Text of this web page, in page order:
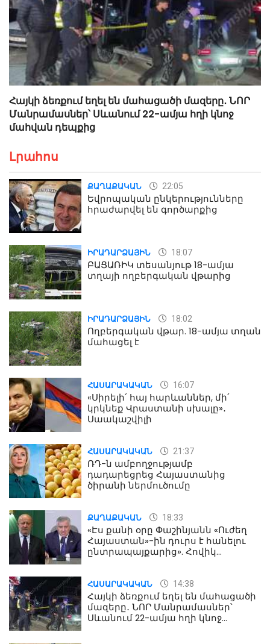
Հայկի ձեռքում եղել են մահացածի մազերը․ ՆՈՐ
Մանրամասներ՝ Սևանում 22-ամյա հղի կնոջ
մահվան դեպքից
Լրահոս
ՔԱՂԱՔԱԿԱՆ 22:05
Եվրոպական ընկերությունները
հրաժարվել են գործարքից
ԻՐԱԴԱՐՁԱՅԻՆ 18:07
ԲԱՑԱՌԻԿ տեսանյութ 18-ամյա
տղայի ողբերգական վթարից
ԻՐԱԴԱՐՁԱՅԻՆ 18:02
Ողբերգական վթար. 18-ամյա տղան
մահացել է
ՀԱՍԱՐԱԿԱԿԱՆ 16:07
«Սիրելի՛ հայ հարևաններ, մի՛
կրկնեք Վրաստանի սխալը»․
Սաակաշվիլի
ՀԱՍԱՐԱԿԱԿԱՆ 21:37
ՌԴ-ն ամբողջությամբ
դադարեցրեց Հայաստանից
ծիրանի ներմուծումը
ՔԱՂԱՔԱԿԱՆ 18:33
«Էս քանի օրը Փաշինյանն «Ուժեղ
Հայաստան»-ին դուրս է հանելու
ընտրապայքարից». Հովիկ
ՀԱՍԱՐԱԿԱԿԱՆ 14:38
Հայկի ձեռքում եղել են մահացածի
մազերը․ ՆՈՐ Մանրամասներ՝
Սևանում 22-ամյա հղի կնոջ